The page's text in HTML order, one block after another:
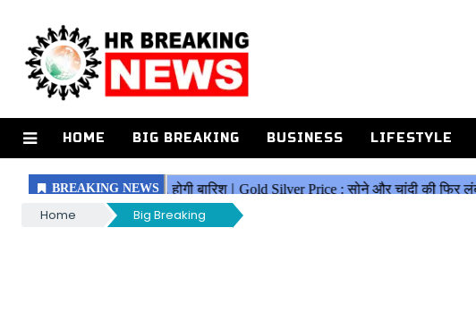
HOME BIG BREAKING BUSINESS LIFESTYLE
Home Big Breaking